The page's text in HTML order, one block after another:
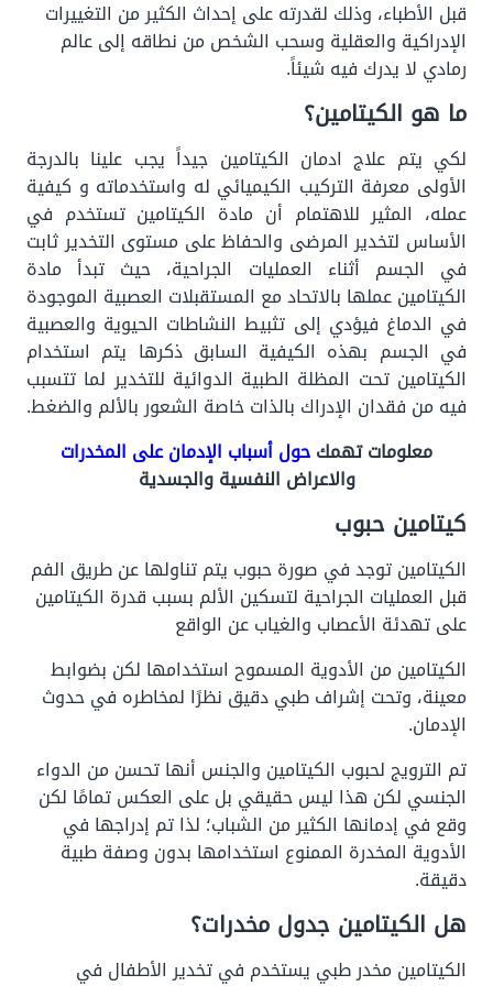
قبل الأطباء، وذلك لقدرته على إحداث الكثير من التغييرات
الإدراكية والعقلية وسحب الشخص من نطاقه إلى عالم
رمادي لا يدرك فيه شيئاً.
ما هو الكيتامين؟
لكي يتم علاج ادمان الكيتامين جيداً يجب علينا بالدرجة
الأولى معرفة التركيب الكيميائي له واستخدماته و كيفية
عمله، المثير للاهتمام أن مادة الكيتامين تستخدم في
الأساس لتخدير المرضى والحفاظ على مستوى التخدير ثابت
في الجسم أثناء العمليات الجراحية، حيث تبدأ مادة
الكيتامين عملها بالاتحاد مع المستقبلات العصبية الموجودة
في الدماغ فيؤدي إلى تثبيط النشاطات الحيوية والعصبية
في الجسم بهذه الكيفية السابق ذكرها يتم استخدام
الكيتامين تحت المظلة الطبية الدوائية للتخدير لما تتسبب
فيه من فقدان الإدراك بالذات خاصة الشعور بالألم والضغط.
معلومات تهمكحول أسباب الإدمان على المخدرات
والاعراض النفسية والجسدية
كيتامين حبوب
الكيتامين توجد في صورة حبوب يتم تناولها عن طريق الفم
قبل العمليات الجراحية لتسكين الألم بسبب قدرة الكيتامين
على تهدئة الأعصاب والغياب عن الواقع
الكيتامين من الأدوية المسموح استخدامها لكن بضوابط
معينة، وتحت إشراف طبي دقيق نظرًا لمخاطره في حدوث
الإدمان.
تم الترويج لحبوب الكيتامين والجنس أنها تحسن من الدواء
الجنسي لكن هذا ليس حقيقي بل على العكس تمامًا لكن
وقع في إدمانها الكثير من الشباب؛ لذا تم إدراجها في
الأدوية المخدرة الممنوع استخدامها بدون وصفة طبية
دقيقة.
هل الكيتامين جدول مخدرات؟
الكيتامين مخدر طبي يستخدم في تخدير الأطفال في